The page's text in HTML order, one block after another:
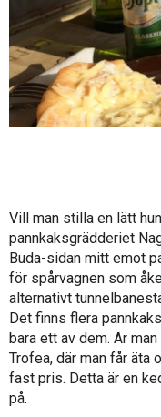
Vill man stilla en lätt
pannkaksgrädderiet
Buda-sidan mitt emot
för spårvagnen som
alternativt
Det finns flera
bara ett av dem. Är
Trofea, där man får äta
fast pris. Detta är en
på.